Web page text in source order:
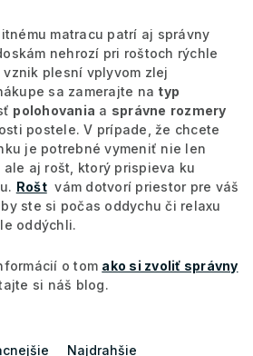
matracu patrí aj správny
nehrozí pri roštoch rýchle
plesní vplyvom zlej
sa zamerajte na typ
polohovania a správne rozmery
postele. V prípade, že chcete
je potrebné vymeniť nie len
ale aj rošt, ktorý prispieva ku
Roštvám dotvorí priestor pre váš
ste si počas oddychu či relaxu
oddýchli.
o tom ako si zvoliť správny
si náš blog.
Najdrahšie